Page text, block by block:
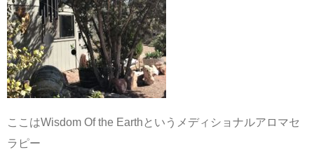
ここはWisdom Of the Earthというメディショナルアロマセ
ラピー